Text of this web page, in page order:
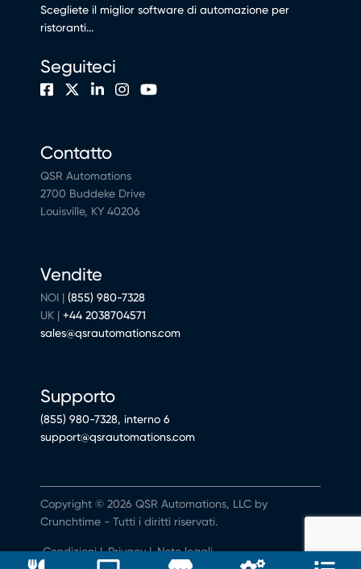
Scegliete il miglior software di automazione per
ristoranti...
Contatto
QSR Automations
2700 Buddeke Drive
Louisville, KY 40206
Vendite
NOI | (855) 980-7328
UK | +44 2038704571
sales@qsrautomations.com
Supporto
(855) 980-7328, interno 6
support@qsrautomations.com
Seguiteci
Condizioni|Privacy|Note legali
Copyright © 2026 QSR Automations, LLC by
Crunchtime - Tutti i diritti riservati.